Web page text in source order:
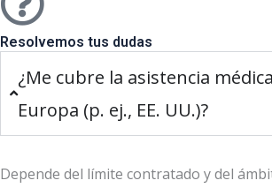
Resolvemos tus dudas
¿Me cubre la asistencia
Europa (p. ej., EE. UU.)?
Depende del límite contratado y del